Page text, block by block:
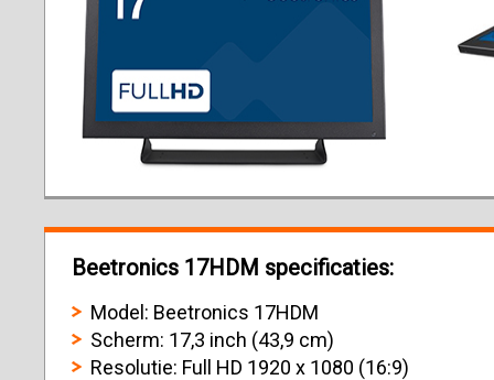
Beetronics 17HDM specificaties:
Model: Beetronics 17HDM
Scherm: 17,3 inch (43,9 cm)
Resolutie: Full HD 1920 x 1080 (16:9)